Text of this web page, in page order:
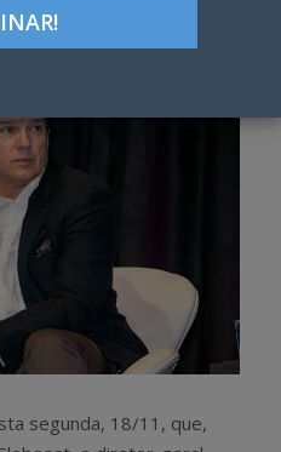
segunda, 18/11, que,